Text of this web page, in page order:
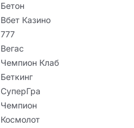
Бетон
Вбет Казино
777
Вегас
Чемпион Клаб
Беткинг
СуперГра
Чемпион
Космолот